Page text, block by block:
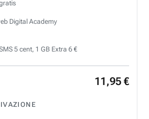
Digital Academy
5 cent, 1 GB Extra 6 €
11 ,95 €